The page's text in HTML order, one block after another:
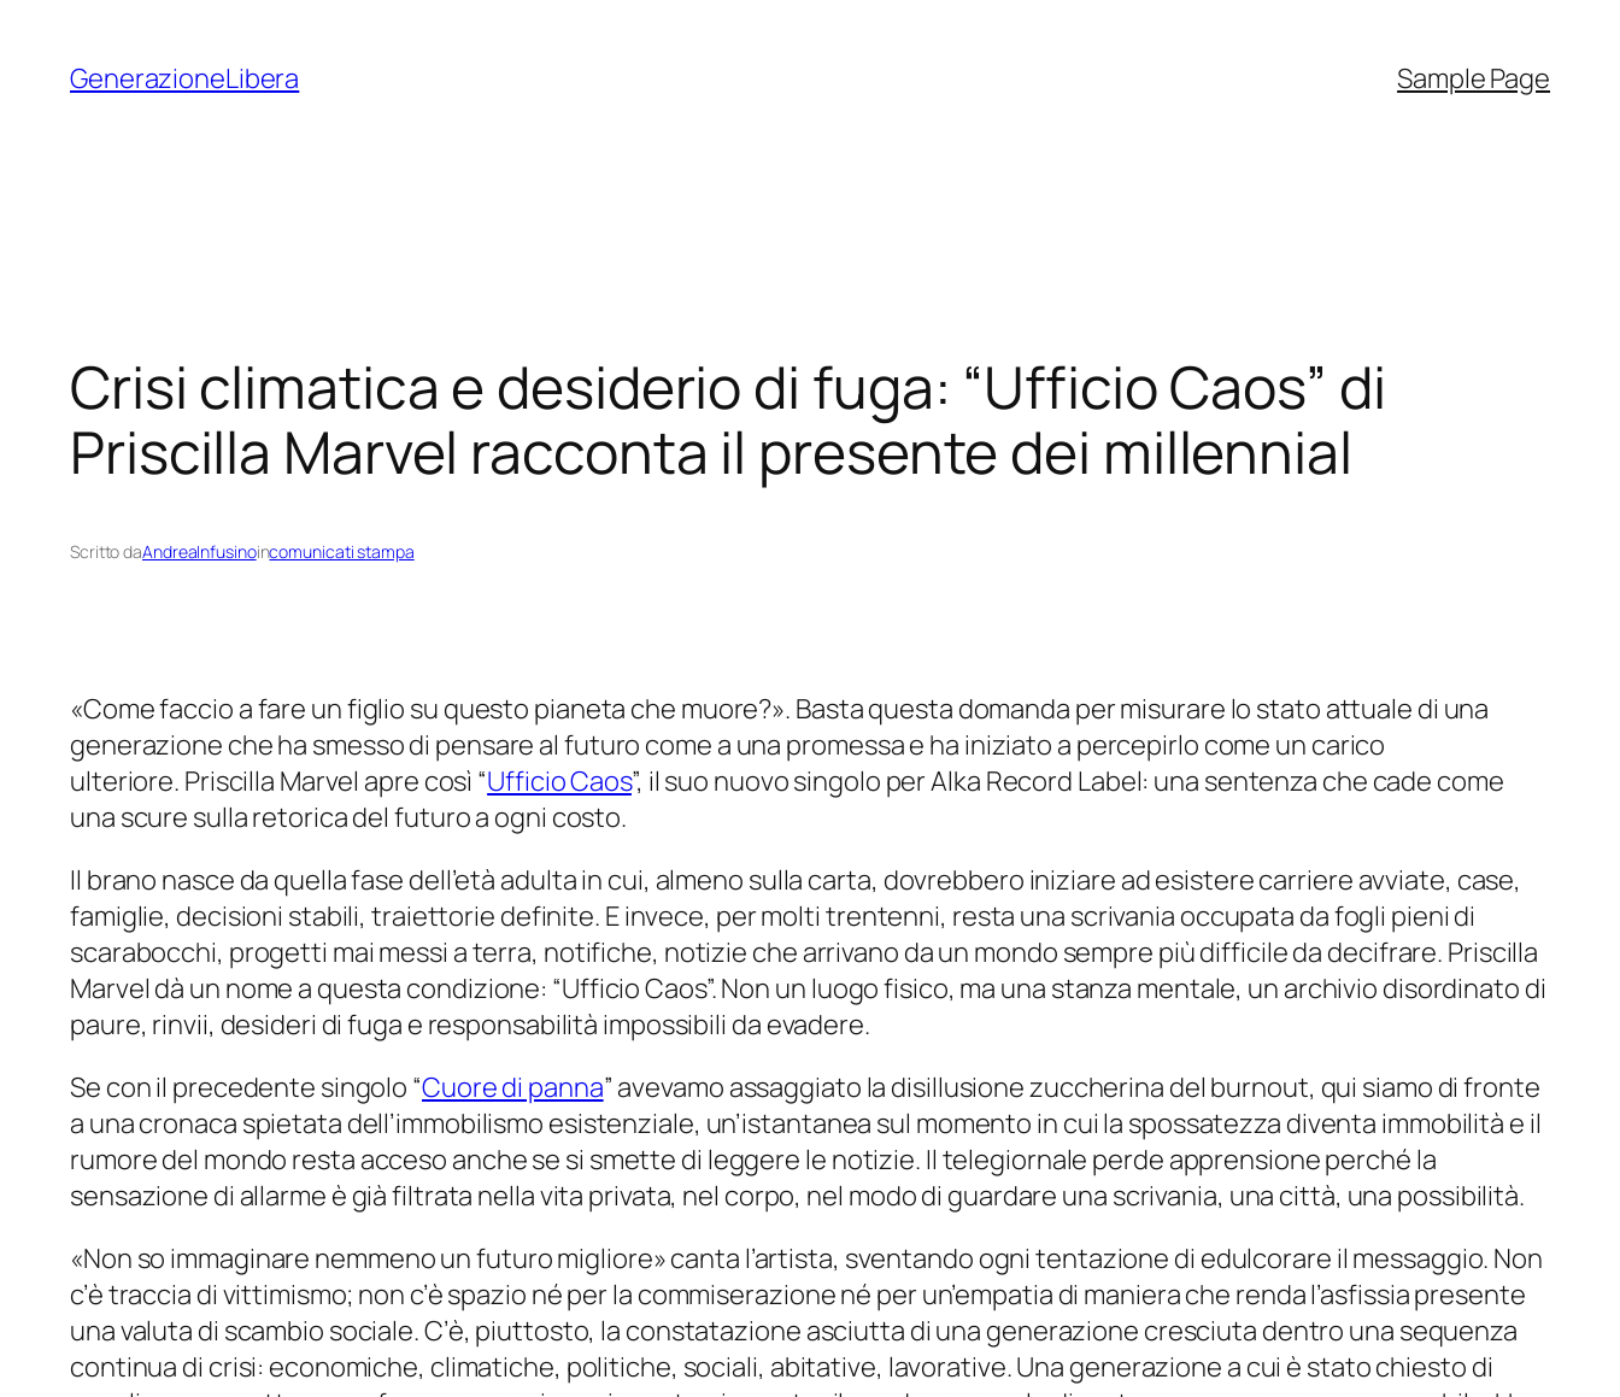
contenuto
GenerazioneLibera Sample Page
Crisi climatica e desiderio di fuga: “Ufficio Caos” di
Priscilla Marvel racconta il presente dei millennial
Scritto daAndreaInfusinoincomunicati stampa
«Come faccio a fare un figlio su questo pianeta che muore?». Basta questa domanda per misurare lo stato attuale di una
generazione che ha smesso di pensare al futuro come a una promessa e ha iniziato a percepirlo come un carico
ulteriore. Priscilla Marvel apre così “Ufficio Caos”, il suo nuovo singolo perAlka Record Label: una sentenza che cade come
una scure sulla retorica del futuro a ogni costo.
Il brano nasce da quella fase dell’età adulta in cui, almeno sulla carta, dovrebbero iniziare ad esistere carriere avviate, case,
famiglie, decisioni stabili, traiettorie definite. E invece, per molti trentenni, resta una scrivania occupata da fogli pieni di
scarabocchi, progetti mai messi a terra, notifiche, notizie che arrivano da un mondo sempre più difficile da decifrare. Priscilla
Marvel dà un nome a questa condizione: “Ufficio Caos”. Non un luogo fisico, ma una stanza mentale, un archivio disordinato di
paure, rinvii, desideri di fuga e responsabilità impossibili da evadere.
Se con il precedente singolo “Cuore di panna” avevamo assaggiato la disillusione zuccherina del burnout, qui siamo di fronte
a una cronaca spietata dell’immobilismo esistenziale, un’istantanea sul momento in cui la spossatezza diventa immobilità e il
rumore del mondo resta acceso anche se si smette di leggere le notizie. Il telegiornale perde apprensione perché la
sensazione di allarme è già filtrata nella vita privata, nel corpo, nel modo di guardare una scrivania, una città, una possibilità.
«Non so immaginare nemmeno un futuro migliore» canta l’artista, sventando ogni tentazione di edulcorare il messaggio. Non
c’è traccia di vittimismo; non c’è spazio né per la commiserazione né per un’empatia di maniera che renda l’asfissia presente
una valuta di scambio sociale. C’è, piuttosto, la constatazione asciutta di una generazione cresciuta dentro una sequenza
continua di crisi: economiche, climatiche, politiche, sociali, abitative, lavorative. Una generazione a cui è stato chiesto di